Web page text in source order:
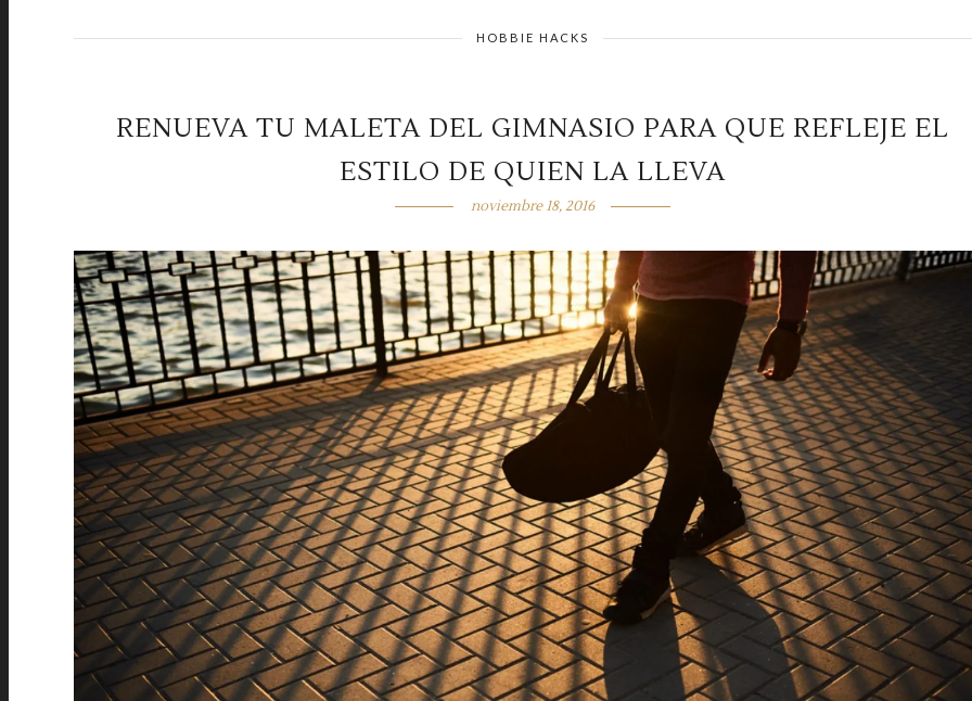
HOBBIE HACKS
RENUEVA TU MALETA DEL GIMNASIO PARA QUE REFLEJE EL
ESTILO DE QUIEN LA LLEVA
noviembre 18, 2016